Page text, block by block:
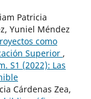
Patricia
Yuniel Méndez
como
Superior ,
S1 (2022): Las
Cárdenas Zea,